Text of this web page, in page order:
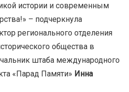
истории и современным
– подчеркнула
регионального отделения
общества в
штаба международного
«Парад Памяти» Инна